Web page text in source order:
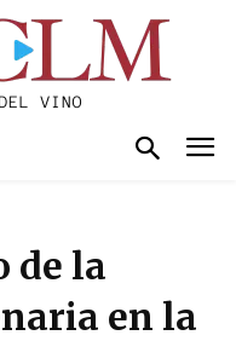
de la
en la